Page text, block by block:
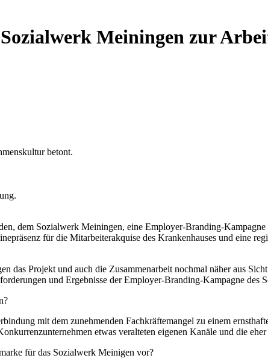
Meiningen zur
dem Sozialwerk Meiningen, eine Employer-Branding-
für die Mitarbeiterakquise des Krankenhauses und eine
Projekt und auch die Zusammenarbeit nochmal näher aus
und Ergebnisse der Employer-Branding-Kampagne des
mit dem zunehmenden Fachkräftemangel zu einem
etwas veralteten eigenen Kanäle und die
für das Sozialwerk Meinigen vor?